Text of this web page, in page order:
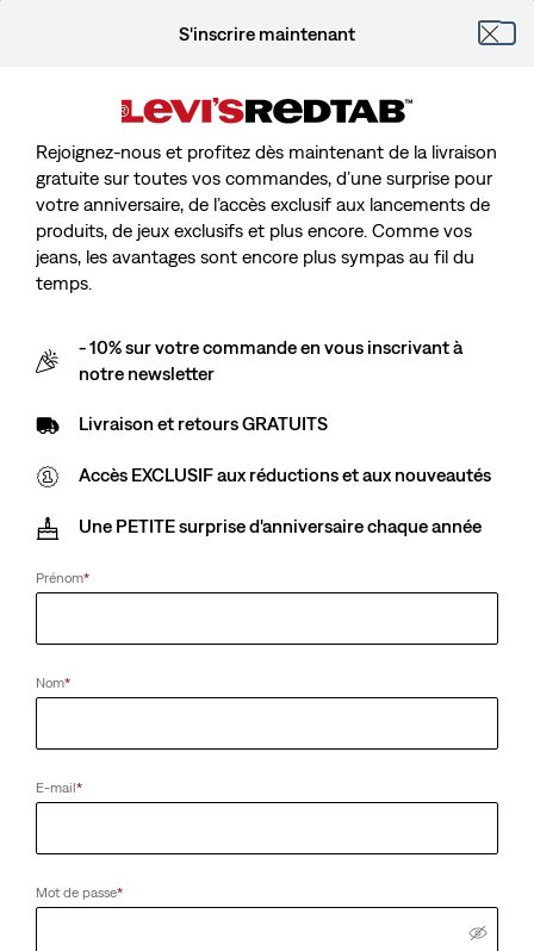
S'inscrire maintenant
Rejoignez-nous et profitez dès maintenant de la livraison
gratuite sur toutes vos commandes, d’une surprise pour
votre anniversaire, de l’accès exclusif aux lancements de
produits, de jeux exclusifs et plus encore. Comme vos
jeans, les avantages sont encore plus sympas au fil du
temps.
- 10% sur votre commande en vous inscrivant à
notre newsletter
Livraison et retours GRATUITS
Accès EXCLUSIF aux réductions et aux nouveautés
Une PETITE surprise d'anniversaire chaque année
Prénom*
Nom*
E-mail*
Mot de passe*